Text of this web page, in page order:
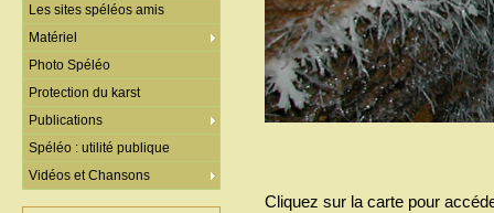
Cliquez sur la carte pour
Les sites spéléos amis
Matériel
Photo Spéléo
Protection du karst
Publications
Spéléo : utilité publique
Vidéos et Chansons